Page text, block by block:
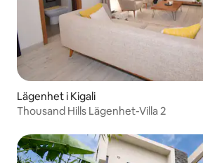
Lägenhet i Kigali
Thousand Hills Lägenhet-Villa 2